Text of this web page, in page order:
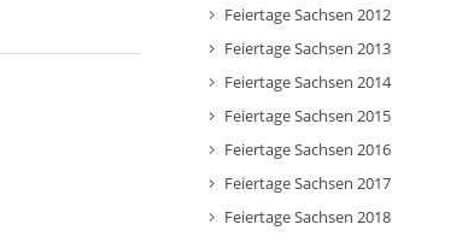
Feiertage Sachsen 2012
Feiertage Sachsen 2013
Feiertage Sachsen 2014
Feiertage Sachsen 2015
Feiertage Sachsen 2016
Feiertage Sachsen 2017
Feiertage Sachsen 2018